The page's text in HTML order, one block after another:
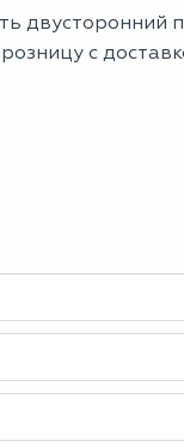
двусторонний
с